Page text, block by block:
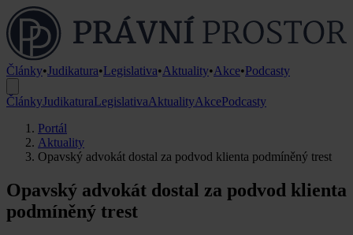
Články•Judikatura•Legislativa•Aktuality•Akce•Podcasty
ČlánkyJudikaturaLegislativaAktualityAkcePodcasty
Portál
Aktuality
Opavský advokát dostal za podvod klienta podmíněný trest
Opavský advokát dostal za podvod klienta
podmíněný trest